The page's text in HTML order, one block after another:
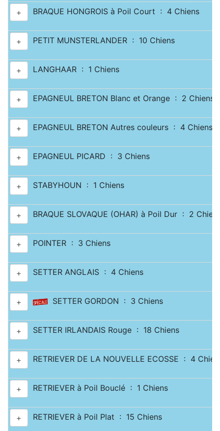
+ BRAQUE HONGROIS à Poil Court : 4 Chiens
+ PETIT MUNSTERLANDER : 10 Chiens
+ LANGHAAR : 1 Chiens
+ EPAGNEUL BRETON Blanc et Orange : 2 Chiens
+ EPAGNEUL BRETON Autres couleurs : 4 Chiens
+ EPAGNEUL PICARD : 3 Chiens
+ STABYHOUN : 1 Chiens
+ BRAQUE SLOVAQUE (OHAR) à Poil Dur : 2
+ POINTER : 3 Chiens
+ SETTER ANGLAIS : 4 Chiens
+ SETTER GORDON : 3 Chiens
+ SETTER IRLANDAIS Rouge : 18 Chiens
+ RETRIEVER DE LA NOUVELLE ECOSSE : 4
+ RETRIEVER à Poil Bouclé : 1 Chiens
+ RETRIEVER à Poil Plat : 15 Chiens